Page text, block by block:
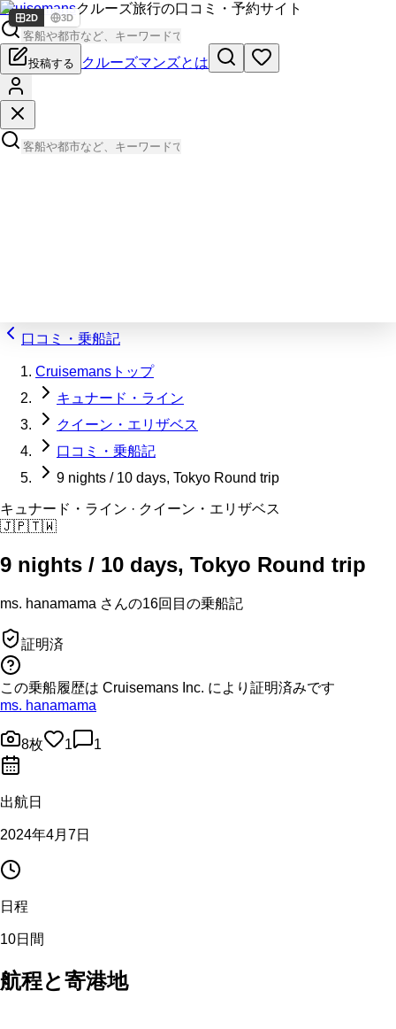
Cruisemansクルーズ旅行の口コミ・予約サイト
投稿する クルーズマンズとは
口コミ・乗船記
Cruisemansトップ
キュナード・ライン
クイーン・エリザベス
口コミ・乗船記
9 nights / 10 days, Tokyo Round trip
キュナード・ライン · クイーン・エリザベス
🇯🇵🇹🇼
9 nights / 10 days, Tokyo Round trip
ms. hanamama さんの16回目の乗船記
証明済
この乗船履歴は Cruisemans Inc. により証明済みです
ms. hanamama
8枚 1 1
出航日
2024年4月7日
日程
10日間
航程と寄港地
2D 3D